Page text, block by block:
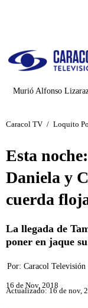
Murió Alfonso
Caracol TV / Loquito
Esta
Daniela y
cuerda
La llegada de
poner en jaque
Por: Caracol Televisión
16 de Nov, 2018
Actualizado: 16 de nov,